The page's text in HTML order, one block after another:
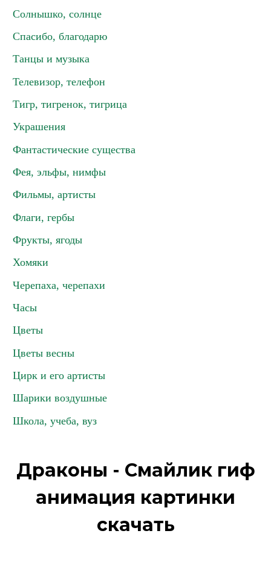
Солнышко, солнце
Спасибо, благодарю
Танцы и музыка
Телевизор, телефон
Тигр, тигренок, тигрица
Украшения
Фантастические существа
Фея, эльфы, нимфы
Фильмы, артисты
Флаги, гербы
Фрукты, ягоды
Хомяки
Черепаха, черепахи
Часы
Цветы
Цветы весны
Цирк и его артисты
Шарики воздушные
Школа, учеба, вуз
Драконы - Смайлик гиф
анимация картинки
скачать